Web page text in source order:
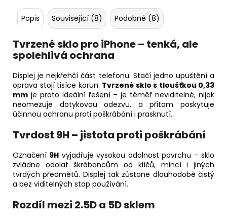
Popis Související (8) Podobné (8)
Tvrzené sklo pro iPhone – tenká, ale
spolehlivá ochrana
Displej je nejkřehčí část telefonu. Stačí jedno upuštění a
oprava stojí tisíce korun. Tvrzené sklo s tloušťkou 0,33
mm je proto ideální řešení – je téměř neviditelné, nijak
neomezuje dotykovou odezvu, a přitom poskytuje
účinnou ochranu proti poškrábání i prasknutí.
Tvrdost 9H – jistota proti poškrábání
Označení 9H vyjadřuje vysokou odolnost povrchu – sklo
zvládne odolat škrábancům od klíčů, mincí i jiných
tvrdých předmětů. Displej tak zůstane dlouhodobě čistý
a bez viditelných stop používání.
Rozdíl mezi 2.5D a 5D sklem
TITAN
(STAV
A-)
22
190
Kč
Původně:
22
200
Kč